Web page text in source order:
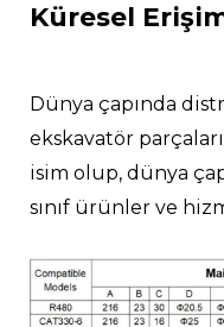
Küresel
Dünya çapında
ekskavatör
isim olup, dünya
sınıf ürünler ve